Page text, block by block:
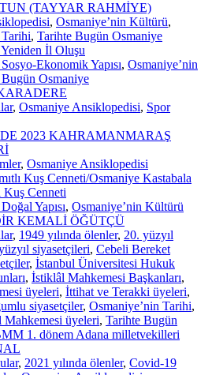
(TAYYAR RAHMİYE)
, Osmaniye’nin Kültürü,
Tarihi, Tarihte Bugün Osmaniye
İl Oluşu
Ekonomik Yapısı, Osmaniye’nin
Osmaniye
, Osmaniye Ansiklopedisi, Spor
2023 KAHRAMANMARAŞ
, Osmaniye Ansiklopedisi
Kuş Cenneti/Osmaniye Kastabala
Kuş Cenneti
Yapısı, Osmaniye’nin Kültürü
KEMALİ ÖĞÜTÇÜ
, 1949 yılında ölenler, 20. yüzyıl
siyasetçileri, Cebeli Bereket
, İstanbul Üniversitesi Hukuk
, İstiklâl Mahkemesi Başkanları,
üyeleri, İttihat ve Terakki üyeleri,
siyasetçiler, Osmaniye’nin Tarihi,
Mahkemesi üyeleri, Tarihte Bugün
1. dönem Adana milletvekilleri
, 2021 yılında ölenler, Covid-19